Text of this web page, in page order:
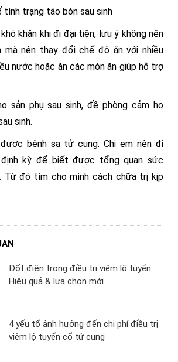
tình trạng táo bón sau sinh
khăn khi đi đại tiện, lưu ý không nên
mà nên thay đổi chế độ ăn với nhiều
nước hoặc ăn các món ăn giúp hỗ trợ
sản phụ sau sinh, đề phòng cảm ho
sinh.
bệnh sa tử cung. Chị em nên đi
định kỳ để biết được tổng quan sức
Từ đó tìm cho mình cách chữa trị kịp
Đốt điện trong điều trị viêm lộ tuyến:
Hiệu quả & lựa chọn mới
4 yếu tố ảnh hưởng đến chi phí điều trị
viêm lộ tuyến cổ tử cung